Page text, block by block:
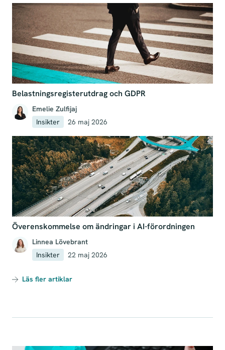
Belastningsregisterutdrag och GDPR
Emelie Zulfijaj
Insikter
26 maj 2026
Överenskommelse om ändringar i AI-förordningen
Linnea Lövebrant
Insikter
22 maj 2026
Läs fler artiklar